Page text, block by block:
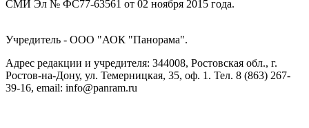
СМИ Эл № ФС77-63561 от 02 ноября 2015 года.
Учредитель - ООО "АОК "Панорама".
Адрес редакции и учредителя: 344008, Ростовская обл., г.
Ростов-на-Дону, ул. Темерницкая, 35, оф. 1. Тел. 8 (863) 267-
39-16, email: info@panram.ru